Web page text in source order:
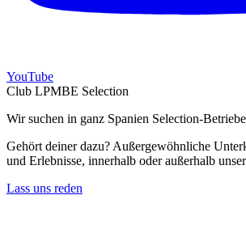
YouTube
Club LPMBE Selection
Wir suchen in ganz Spanien Selection-Betriebe
Gehört deiner dazu? Außergewöhnliche
und Erlebnisse, innerhalb oder außerhalb
Lass uns reden